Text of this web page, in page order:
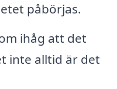
påbörjas.
ihåg att det
inte alltid är det